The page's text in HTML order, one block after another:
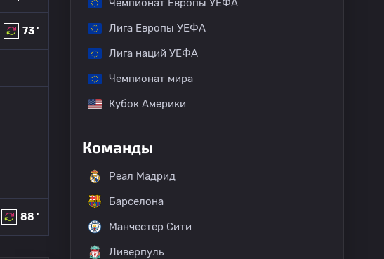
73 '
88 '
Чемпионат Европы УЕФА
Лига Европы УЕФА
Лига наций УЕФА
Чемпионат мира
Кубок Америки
Команды
Реал Мадрид
Барселона
Манчестер Сити
Ливерпуль